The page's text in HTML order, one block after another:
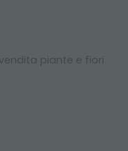
piante e fiori